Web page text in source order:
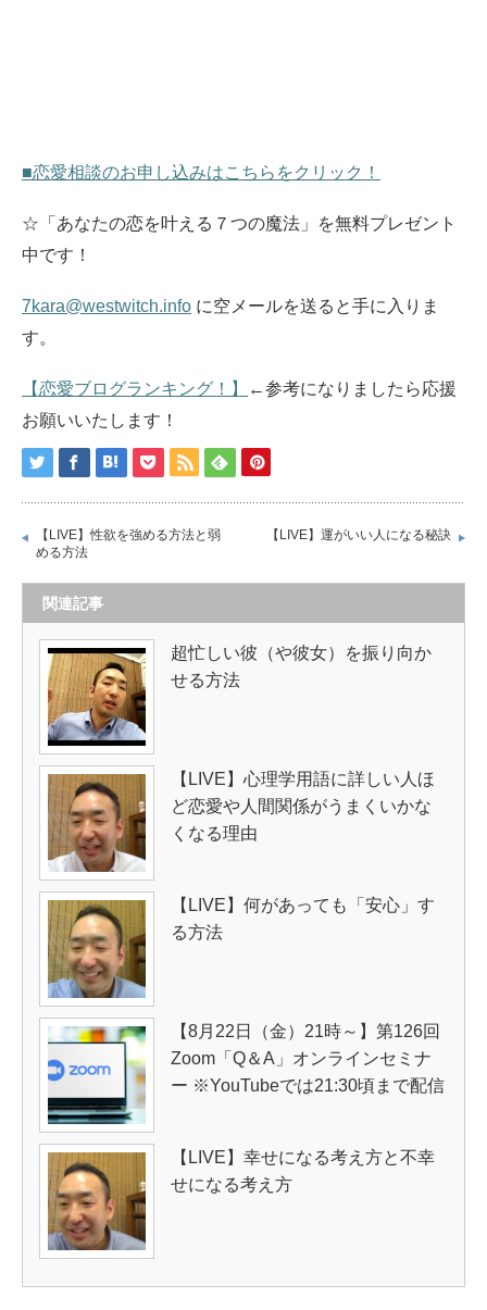
■恋愛相談のお申し込みはこちらをクリック！
☆「あなたの恋を叶える７つの魔法」を無料プレゼント
中です！
7kara@westwitch.info に空メールを送ると手に入りま
す。
【恋愛ブログランキング！】
←参考になりましたら応援
お願いいたします！
【LIVE】性欲を強める方法と弱
める方法
【LIVE】運がいい人になる秘訣
関連記事
超忙しい彼（や彼女）を振り向か
せる方法
【LIVE】心理学用語に詳しい人ほ
ど恋愛や人間関係がうまくいかな
くなる理由
【LIVE】何があっても「安心」す
る方法
【8月22日（金）21時～】第126回
Zoom「Q＆A」オンラインセミナ
ー ※YouTubeでは21:30頃まで配信
【LIVE】幸せになる考え方と不幸
せになる考え方